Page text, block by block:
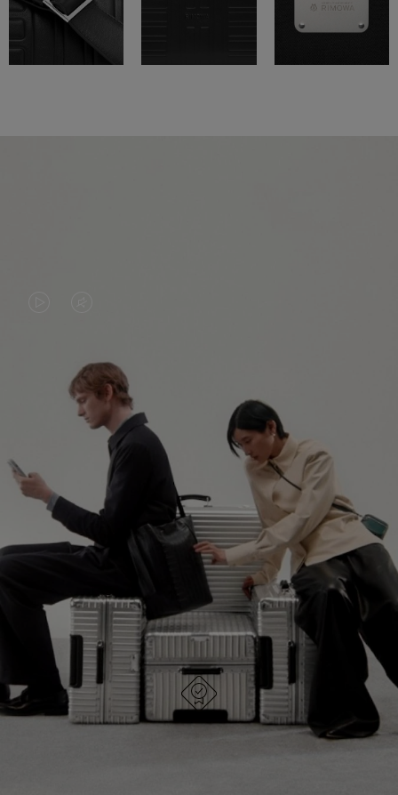
NÃO
ESTÁ
PAUSADO,
PRESSIONE
PARA
PAUSÁ-
ESTÁ
SEM
SOM.
POR
FAVOR,
CLIQUE
ATIVÁ-
LO
CONTINUE SUA JORNADA DE
DESCOBERTA
EXPLORE TODAS AS BOLSAS RIMOWA
FEITA NA ALEMANHA
Todo item é cuidadosamente inspecionado e tem a